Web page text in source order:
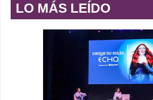
LO MÁS LEÍDO